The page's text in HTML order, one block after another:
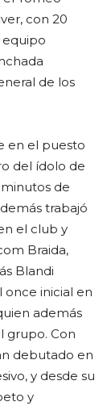
con 20
equipo
de los
en el puesto
del ídolo de
de
trabajó
el club y
Braida,
Blandi
once inicial en
además
grupo. Con
debutado en
y desde su
y